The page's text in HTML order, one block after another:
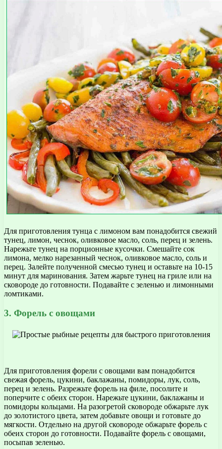
Для приготовления тунца с лимоном вам понадобится свежий
тунец, лимон, чеснок, оливковое масло, соль, перец и зелень.
Нарежьте тунец на порционные кусочки. Смешайте сок
лимона, мелко нарезанный чеснок, оливковое масло, соль и
перец. Залейте полученной смесью тунец и оставьте на 10-15
минут для маринования. Затем жарьте тунец на гриле или на
сковороде до готовности. Подавайте с зеленью и лимонными
ломтиками.
3. Форель с овощами
Для приготовления форели с овощами вам понадобится
свежая форель, цукини, баклажаны, помидоры, лук, соль,
перец и зелень. Разрежьте форель на филе, посолите и
поперчите с обеих сторон. Нарежьте цукини, баклажаны и
помидоры кольцами. На разогретой сковороде обжарьте лук
до золотистого цвета, затем добавьте овощи и готовьте до
мягкости. Отдельно на другой сковороде обжарьте форель с
обеих сторон до готовности. Подавайте форель с овощами,
посыпав зеленью.